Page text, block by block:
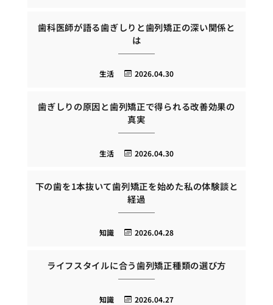
歯科医師が語る歯ぎしりと歯列矯正の深い関係と
は
2026.04.30
生活
歯ぎしりの原因と歯列矯正で得られる改善効果の
真実
2026.04.30
生活
下の歯を1本抜いて歯列矯正を始めた私の体験談と
経過
2026.04.28
知識
ライフスタイルに合う歯列矯正種類の選び方
2026.04.27
知識